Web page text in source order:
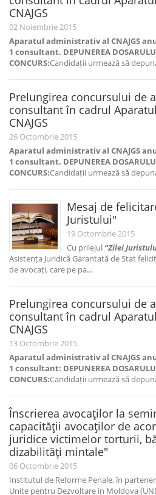
CNAJGS
02 Noiembrie 2015
Aparatul administrativ al CNAJGS
1 consultant. DEPUNEREA
CONCURS:Candidații urmează să
Prelungirea concursului de
consultant în cadrul
CNAJGS
26 Octombrie 2015
Aparatul administrativ al CNAJGS
1 consultant. DEPUNEREA
CONCURS:Candidații urmează să
Mesaj de
Juristului"
19 Octombrie 2015
Cu prilejul “Zilei
Asistența Juridică Garantată de Stat
de avocați, care pe pa...
Prelungirea concursului de
consultant în cadrul
CNAJGS
13 Octombrie 2015
Aparatul administrativ al CNAJGS
1 consultant: DEPUNEREA
CONCURS:Candidații urmează să
Înscrierea avocaţilor la
capacităţii avocaţilor de
juridice victimelor torturii,
dizabilităţi mintale"
06 Octombrie 2015
Institutul de Reforme Penale, în
Unite pentru Dezvoltare in Moldova